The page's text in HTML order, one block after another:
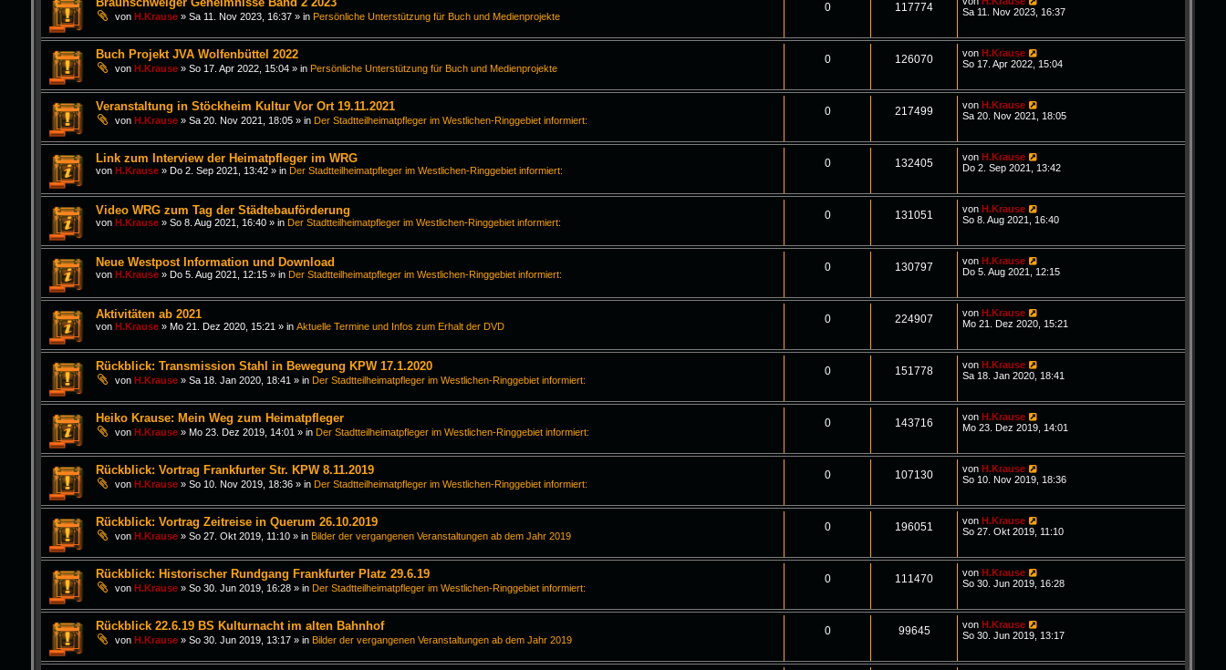
von H.Krause» Sa 11. Nov 2023, 16:37» in Persönliche Unterstützung für Buch und Medienprojekte
0 117774
Sa 11. Nov 2023, 16:37
Buch Projekt JVA Wolfenbüttel 2022
von H.Krause» So 17. Apr 2022, 15:04» in Persönliche Unterstützung für Buch und Medienprojekte
0 126070 vonH.Krause
So 17. Apr 2022, 15:04
Veranstaltung in Stöckheim Kultur Vor Ort 19.11.2021
von H.Krause» Sa 20. Nov 2021, 18:05» in Der Stadtteilheimatpfleger im Westlichen-Ringgebiet informiert:
0 217499 vonH.Krause
Sa 20. Nov 2021, 18:05
Link zum Interview der Heimatpfleger im WRG
von H.Krause» Do 2. Sep 2021, 13:42» in Der Stadtteilheimatpfleger im Westlichen-Ringgebiet informiert:
0 132405 vonH.Krause
Do 2. Sep 2021, 13:42
Video WRG zum Tag der Städtebauförderung
von H.Krause» So 8. Aug 2021, 16:40» in Der Stadtteilheimatpfleger im Westlichen-Ringgebiet informiert:
0 131051 vonH.Krause
So 8. Aug 2021, 16:40
Neue Westpost Information und Download
von H.Krause» Do 5. Aug 2021, 12:15» in Der Stadtteilheimatpfleger im Westlichen-Ringgebiet informiert:
0 130797 vonH.Krause
Do 5. Aug 2021, 12:15
Aktivitäten ab 2021
von H.Krause» Mo 21. Dez 2020, 15:21 » in Aktuelle Termine und Infos zum Erhalt der DVD
0 224907 vonH.Krause
Mo 21. Dez 2020, 15:21
Rückblick: Transmission Stahl in Bewegung KPW 17.1.2020
von H.Krause» Sa 18. Jan 2020, 18:41 » in Der Stadtteilheimatpfleger im Westlichen-Ringgebiet informiert:
0 151778 vonH.Krause
Sa 18. Jan 2020, 18:41
Heiko Krause: Mein Weg zum Heimatpfleger
von H.Krause» Mo 23. Dez 2019, 14:01 » in Der Stadtteilheimatpfleger im Westlichen-Ringgebiet informiert:
0 143716 vonH.Krause
Mo 23. Dez 2019, 14:01
Rückblick: Vortrag Frankfurter Str. KPW 8.11.2019
von H.Krause» So 10. Nov 2019, 18:36» in Der Stadtteilheimatpfleger im Westlichen-Ringgebiet informiert:
0 107130 vonH.Krause
So 10. Nov 2019, 18:36
Rückblick: Vortrag Zeitreise in Querum 26.10.2019
von H.Krause» So 27. Okt 2019, 11:10» in Bilder der vergangenen Veranstaltungen ab dem Jahr 2019
0 196051 vonH.Krause
So 27. Okt 2019, 11:10
Rückblick: Historischer Rundgang Frankfurter Platz 29.6.19
von H.Krause» So 30. Jun 2019, 16:28» in Der Stadtteilheimatpfleger im Westlichen-Ringgebiet informiert:
0 111470 vonH.Krause
So 30. Jun 2019, 16:28
Rückblick 22.6.19 BS Kulturnacht im alten Bahnhof
von H.Krause» So 30. Jun 2019, 13:17» in Bilder der vergangenen Veranstaltungen ab dem Jahr 2019
0 99645 vonH.Krause
So 30. Jun 2019, 13:17